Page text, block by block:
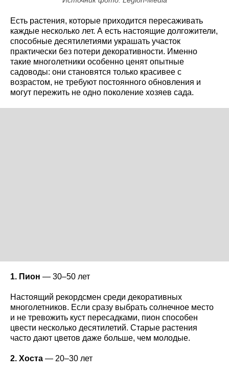
Есть растения, которые приходится пересаживать
каждые несколько лет. А есть настоящие долгожители,
способные десятилетиями украшать участок
практически без потери декоративности. Именно
такие многолетники особенно ценят опытные
садоводы: они становятся только красивее с
возрастом, не требуют постоянного обновления и
могут пережить не одно поколение хозяев сада.
1. Пион — 30–50 лет
Настоящий рекордсмен среди декоративных
многолетников. Если сразу выбрать солнечное место
и не тревожить куст пересадками, пион способен
цвести несколько десятилетий. Старые растения
часто дают цветов даже больше, чем молодые.
2. Хоста — 20–30 лет